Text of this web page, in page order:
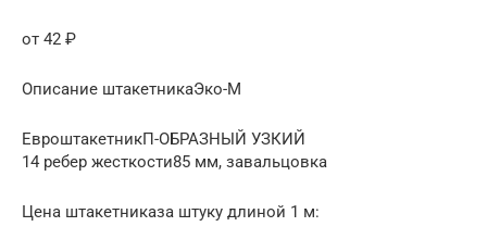
от 42 ₽
Описание штакетникаЭко-М
ЕвроштакетникП-ОБРАЗНЫЙ УЗКИЙ
14 ребер жесткости85 мм, завальцовка
Цена штакетниказа штуку длиной 1 м: